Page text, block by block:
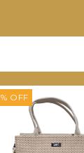
% OFF